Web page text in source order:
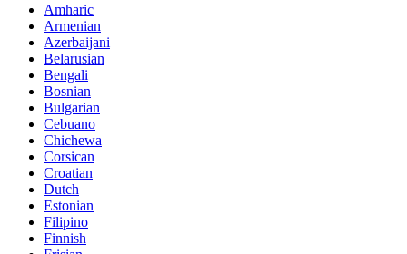
Amharic
Armenian
Azerbaijani
Belarusian
Bengali
Bosnian
Bulgarian
Cebuano
Chichewa
Corsican
Croatian
Dutch
Estonian
Filipino
Finnish